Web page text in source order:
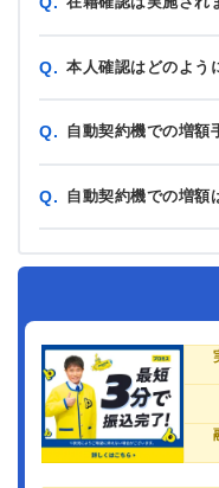
Q. 本人確認はどのよう
Q. 自動契約機での増額
Q. 自動契約機での増額